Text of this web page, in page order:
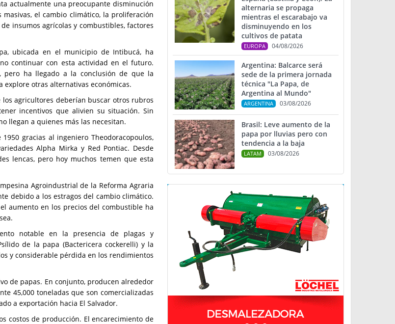
actualmente una preocupante disminución
el cambio climático, la proliferación
insumos agrícolas y combustibles, factores
ubicada en el municipio de Intibucá, ha
continuar con esta actividad en el futuro.
pero ha llegado a la conclusión de que la
otras alternativas económicas.
agricultores deberían buscar otros rubros
incentivos que alivien su situación. Sin
llegan a quienes más las necesitan.
gracias al ingeniero Theodoracopoulos,
Alpha Mirka y Red Pontiac. Desde
lencas, pero hoy muchos temen que esta
Agroindustrial de la Reforma Agraria
debido a los estragos del cambio climático.
aumento en los precios del combustible ha
notable en la presencia de plagas y
de la papa (Bactericera cockerelli) y la
y considerable pérdida en los rendimientos
de papas. En conjunto, producen alrededor
45,000 toneladas que son comercializadas
a exportación hacia El Salvador.
costos de producción. El encarecimiento de
alternaria se propaga
mientras el escarabajo va
disminuyendo en los
cultivos de patata
EUROPA 04/08/2026
Argentina: Balcarce será
sede de la primera jornada
técnica "La Papa, de
Argentina al Mundo"
ARGENTINA 03/08/2026
Brasil: Leve aumento de la
papa por lluvias pero con
tendencia a la baja
LATAM 03/08/2026